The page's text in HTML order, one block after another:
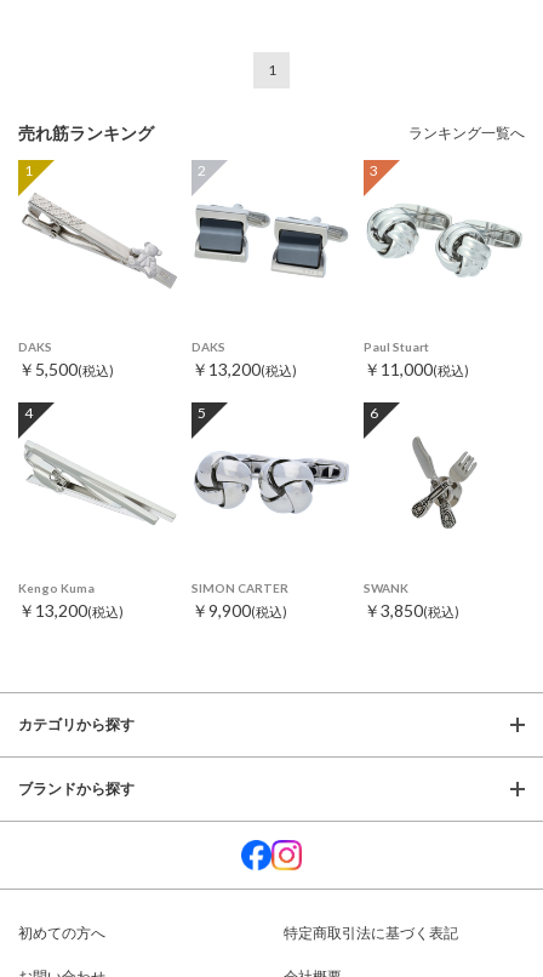
1
売れ筋ランキング ランキング一覧へ
1
DAKS
￥5,500(税込)
2
DAKS
￥13,200(税込)
3
Paul Stuart
￥11,000(税込)
4
Kengo Kuma
￥13,200(税込)
5
SIMON CARTER
￥9,900(税込)
6
SWANK
￥3,850(税込)
カテゴリから探す
ブランドから探す
初めての方へ 特定商取引法に基づく表記